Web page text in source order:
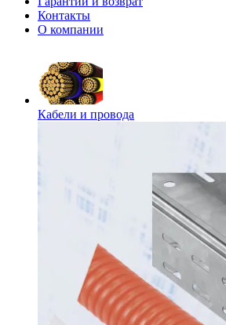
Контакты
О компании
Кабели и провода